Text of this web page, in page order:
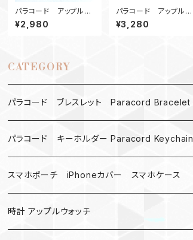
パラコード アップルウ
ォッチ バンド44_KC_O
rGr
¥2,980
パラコード アップルウ
ォッチバンド サバイバル
ツール_44_C180 Ap
¥3,280
CATEGORY
パラコード ブレスレット Paracord Bracelet
MAD MAX
バックル
バックル無し
パラコード キーホルダー Paracord Keychain
ハロウィン
コンパス
スマホポーチ iPhoneカバー スマホケース
楽天ミニ ケース
時計 アップルウォッチ